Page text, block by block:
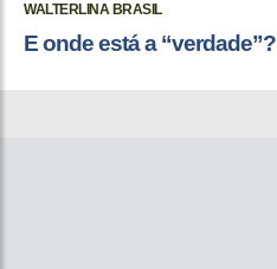
WALTERLINA BRASIL
E onde está a “verdade”?